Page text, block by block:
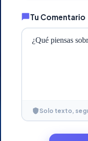
Tu Comentario
Solo texto,